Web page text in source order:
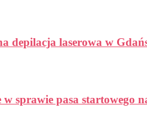
depilacja laserowa w
sprawie pasa startowego